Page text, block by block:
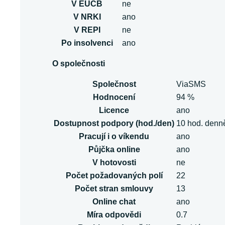
V EUCB
ne
V NRKI
ano
V REPI
ne
Po insolvenci
ano
O společnosti
Společnost
ViaSMS
Hodnocení
94 %
Licence
ano
Dostupnost podpory (hod./den) 10 hod.
Pracují i o víkendu
ano
Půjčka online
ano
V hotovosti
ne
Počet požadovaných polí
22
Počet stran smlouvy
13
Online chat
ano
Míra odpovědi
0.7